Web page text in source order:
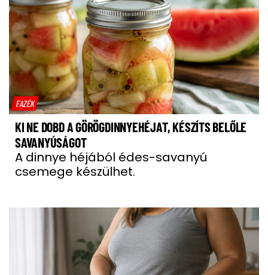
FAZÉK
KI NE DOBD A GÖRÖGDINNYEHÉJAT, KÉSZÍTS BELŐLE
SAVANYÚSÁGOT
A dinnye héjából édes-savanyú
csemege készülhet.